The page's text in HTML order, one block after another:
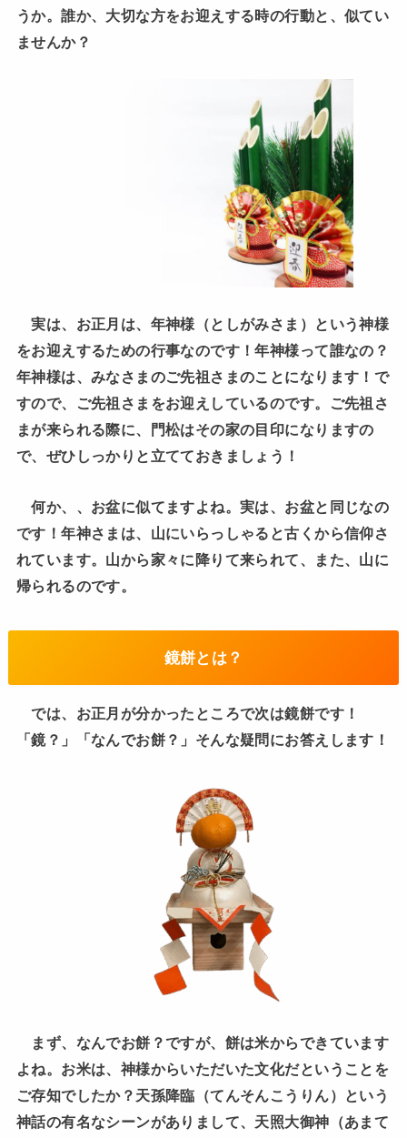
うか。誰か、大切な方をお迎えする時の行動と、似てい
ませんか？
実は、お正月は、年神様（としがみさま）という神様
をお迎えするための行事なのです！年神様って誰なの？
年神様は、みなさまのご先祖さまのことになります！で
すので、ご先祖さまをお迎えしているのです。ご先祖さ
まが来られる際に、門松はその家の目印になりますの
で、ぜひしっかりと立てておきましょう！
何か、、お盆に似てますよね。実は、お盆と同じなの
です！年神さまは、山にいらっしゃると古くから信仰さ
れています。山から家々に降りて来られて、また、山に
帰られるのです。
鏡餅とは？
では、お正月が分かったところで次は鏡餅です！
「鏡？」「なんでお餅？」そんな疑問にお答えします！
まず、なんでお餅？ですが、餅は米からできています
よね。お米は、神様からいただいた文化だということを
ご存知でしたか？天孫降臨（てんそんこうりん）という
神話の有名なシーンがありまして、天照大御神（あまて